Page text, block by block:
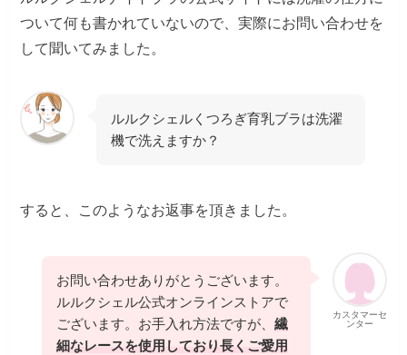
ついて何も書かれていないので、実際にお問い合わせを
して聞いてみました。
ルルクシェルくつろぎ育乳ブラは洗濯
機で洗えますか？
すると、このようなお返事を頂きました。
カスタマーセ
ンター
お問い合わせありがとうございます。
ルルクシェル公式オンラインストアで
ございます。お手入れ方法ですが、 繊
細なレースを使用しており長くご愛用